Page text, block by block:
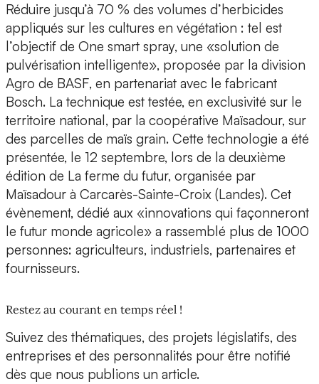
Réduire jusqu’à 70 % des volumes d’herbicides
appliqués sur les cultures en végétation : tel est
l’objectif de One smart spray, une «solution de
pulvérisation intelligente», proposée par la division
Agro de BASF, en partenariat avec le fabricant
Bosch. La technique est testée, en exclusivité sur le
territoire national, par la coopérative Maïsadour, sur
des parcelles de maïs grain. Cette technologie a été
présentée, le 12 septembre, lors de la deuxième
édition de La ferme du futur, organisée par
Maïsadour à Carcarès-Sainte-Croix (Landes). Cet
évènement, dédié aux «innovations qui façonneront
le futur monde agricole» a rassemblé plus de 1000
personnes: agriculteurs, industriels, partenaires et
fournisseurs.
Restez au courant en temps réel !
Suivez des thématiques, des projets législatifs, des
entreprises et des personnalités pour être notifié
dès que nous publions un article.